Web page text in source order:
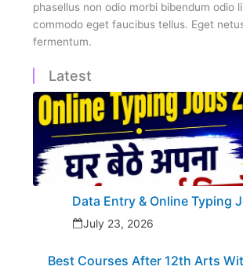
phasellus non odio morbi bibendum odio
commodo eget faucibus tellus. Eget
fermentum.
Latest
Data Entry & Online Typing
July 23, 2026
Best Courses After 12th Arts